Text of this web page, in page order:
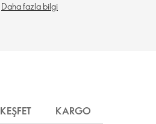
Daha fazla bilgi
KEŞFET KARGO